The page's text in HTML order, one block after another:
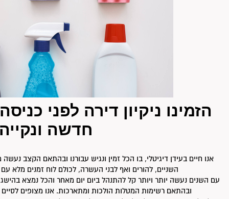
הזמינו ניקיון דירה לפני
חדשה
אנו חיים בעידן דיגיטלי, בו הכל זמין ונגיש עבורנו ובהתאם הקצב
השניים, להורים ואף לבני העשרה, לכולם לוח זמנים מלא
עם השנים נעשה יותר ויותר קל להתנהל ביום יום מאחר והכל נמצא
ובהתאם רשימות המטלות הולכות ומתארכות. אנו מצופים